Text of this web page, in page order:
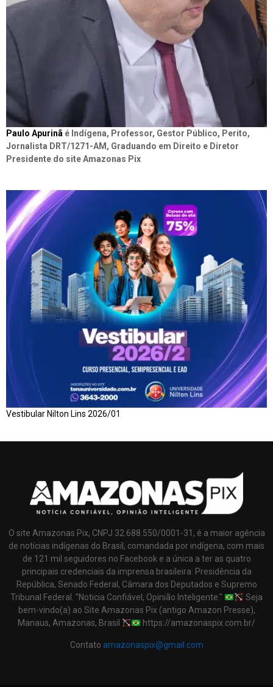
Paulo Apurinã é Indígena, Professor, Gestor Público, Perito,
Jornalista DRT/1271-AM, Graduando em Direito e Diretor
Presidente do site Amazonas Pix
Vestibular Nilton Lins 2026/01
O site Amazonas Pix, CNPJ 32.688.550/0001-31, é a maior agência
de notícias indígenas do Brasil, comandada por indígena, com mais
de 121 mil seguidores no Facebook e a única a ter as quatro
principais credenciais da imprensa brasileira: Presidência da
República, Senado Federal, Câmara dos Deputados e Supremo
Tribunal Federal. "Noticia Confiável, Opinião Inteligente."
Seja
bem-vindo(a) ao Site Amazonas Pix (antigo Amazon Presse),
Manaus, Amazonas, Brasil
https://amazonaspix.com.br/
Contato amazonaspix@gmail.com